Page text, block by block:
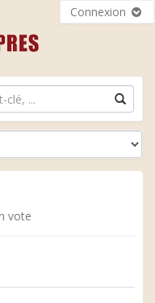
Connexion
vote